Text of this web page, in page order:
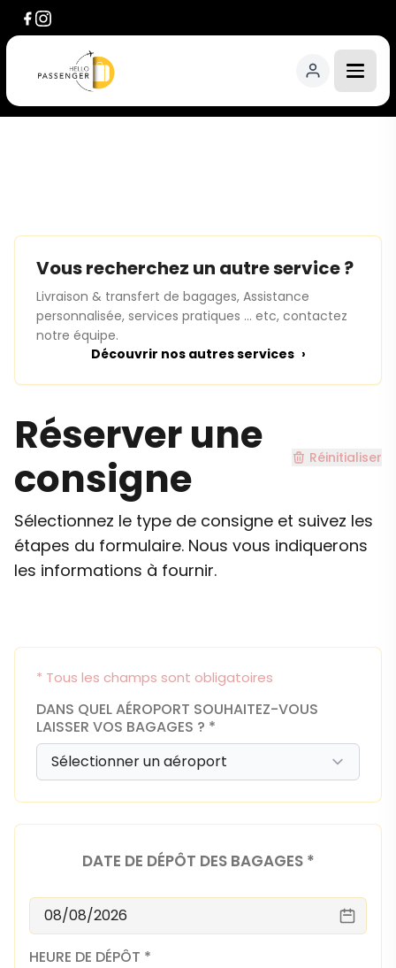
Vous recherchez un autre service ?
Livraison & transfert de bagages, Assistance
personnalisée, services pratiques ... etc, contactez
notre équipe.
Découvrir nos autres services ›
Réserver une
consigne
Réinitialiser
Sélectionnez le type de consigne et suivez les
étapes du formulaire. Nous vous indiquerons
les informations à fournir.
* Tous les champs sont obligatoires
DANS QUEL AÉROPORT SOUHAITEZ-VOUS
LAISSER VOS BAGAGES ? *
DATE DE DÉPÔT DES BAGAGES *
HEURE DE DÉPÔT *